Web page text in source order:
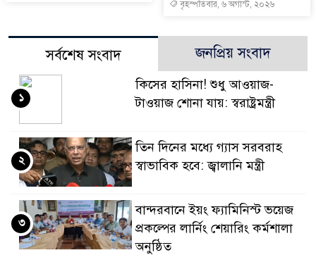
বৃহস্পতিবার, ৬ অগাস্ট, ২০২৬
সর্বশেষ সংবাদ জনপ্রিয় সংবাদ
কিসের হাসিনা! শুধু আওয়াজ-
টাওয়াজ শোনা যায়: স্বরাষ্ট্রমন্ত্রী
১
তিন দিনের মধ্যে গ্যাস সরবরাহ
স্বাভাবিক হবে: জ্বালানি মন্ত্রী
২
বান্দরবানে ইয়ং ফ্যামিনিস্ট ভয়েজ
প্রকল্পের লার্নিং শেয়ারিং কর্মশালা
অনুষ্ঠিত
৩